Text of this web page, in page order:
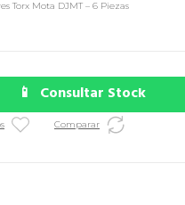
Torx Mota DJMT – 6 Piezas
Consultar Stock
Comparar